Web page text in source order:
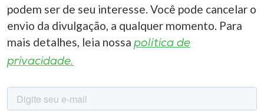
podem ser de seu interesse. Você pode cancelar o
envio da divulgação, a qualquer momento. Para
mais detalhes, leia nossa política de
privacidade.